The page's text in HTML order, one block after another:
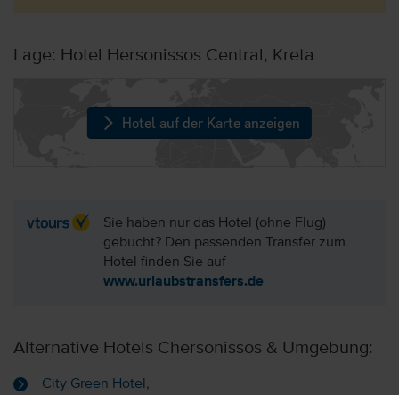
Lage: Hotel Hersonissos Central, Kreta
Hotel auf der Karte anzeigen
Sie haben nur das Hotel (ohne Flug)
gebucht? Den passenden Transfer zum
Hotel finden Sie auf
www.urlaubstransfers.de
Alternative Hotels Chersonissos & Umgebung:
City Green Hotel,